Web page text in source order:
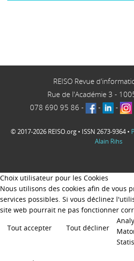
REISO Revue
Rue de l'Académie 3 -
078 690 95 86 - - -
© 2017-2026 REISO.org • ISSN 2673-9364 •
Alain Rihs
Choix utilisateur pour les Cookies
Nous utilisons des cookies afin de vous
services possibles. Si vous déclinez
site web pourrait ne pas fonctionner
Tout accepter
Tout décliner